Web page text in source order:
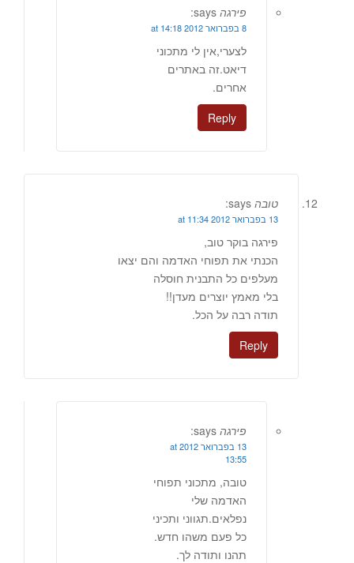
פירגה says:
8 בפברואר 2012 at 14:18
לצערי,אין לי מתכוני
דיאט.זה באתרים
אחרים.
Reply
טובה says:
13 בפברואר 2012 at 11:34
פירגה בוקר טוב,
הכנתי את תפוחי האדמה והם יצאו
מעלפים כל התבנית חוסלה
בלי מאמץ יוצרים מעדן!!
תודה רבה על הכל.
Reply
פירגה says:
13 בפברואר 2012 at
13:55
טובה, מתכוני תפוחי
האדמה שלי
נפלאים.תגווני ותכיני
כל פעם משהו חדש.
תהנו ותודה לך.